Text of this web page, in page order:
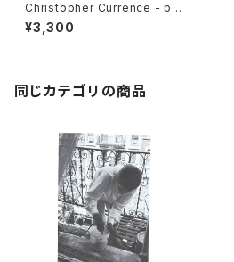
Christopher Currence - be
cause That’s why.
¥3,300
同じカテゴリの商品